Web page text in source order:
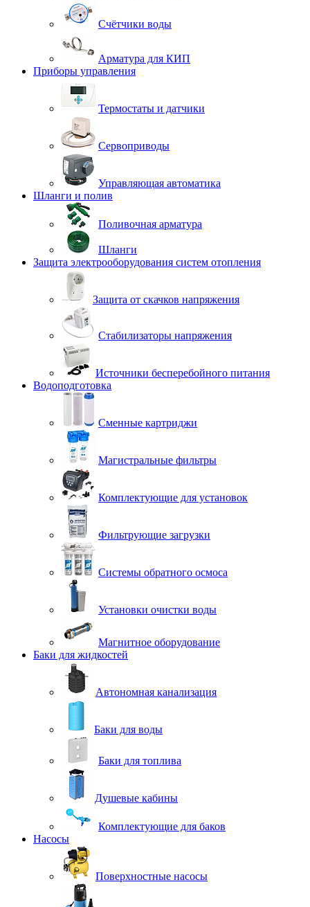
Счётчики воды
Арматура для КИП
Приборы управления
Термостаты и датчики
Сервоприводы
Управляющая автоматика
Шланги и полив
Поливочная арматура
Шланги
Защита электрооборудования систем отопления
Защита от скачков напряжения
Стабилизаторы напряжения
Источники бесперебойного питания
Водоподготовка
Сменные картриджи
Магистральные фильтры
Комплектующие для установок
Фильтрующие загрузки
Системы обратного осмоса
Установки очистки воды
Магнитное оборудование
Баки для жидкостей
Автономная канализация
Баки для воды
Баки для топлива
Душевые кабины
Комплектующие для баков
Насосы
Поверхностные насосы